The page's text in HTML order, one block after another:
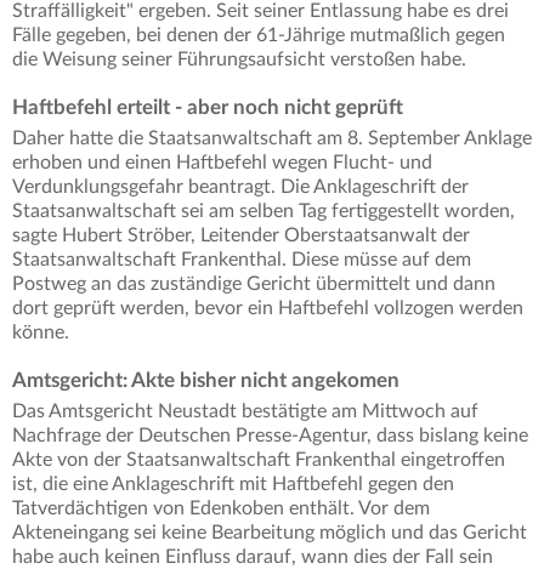
Straffälligkeit" ergeben. Seit seiner Entlassung habe es drei
Fälle gegeben, bei denen der 61-Jährige mutmaßlich gegen
die Weisung seiner Führungsaufsicht verstoßen habe.
Haftbefehl erteilt - aber noch nicht geprüft
Daher hatte die Staatsanwaltschaft am 8. September Anklage
erhoben und einen Haftbefehl wegen Flucht- und
Verdunklungsgefahr beantragt. Die Anklageschrift der
Staatsanwaltschaft sei am selben Tag fertiggestellt worden,
sagte Hubert Ströber, Leitender Oberstaatsanwalt der
Staatsanwaltschaft Frankenthal. Diese müsse auf dem
Postweg an das zuständige Gericht übermittelt und dann
dort geprüft werden, bevor ein Haftbefehl vollzogen werden
könne.
Amtsgericht: Akte bisher nicht angekomen
Das Amtsgericht Neustadt bestätigte am Mittwoch auf
Nachfrage der Deutschen Presse-Agentur, dass bislang keine
Akte von der Staatsanwaltschaft Frankenthal eingetroffen
ist, die eine Anklageschrift mit Haftbefehl gegen den
Tatverdächtigen von Edenkoben enthält. Vor dem
Akteneingang sei keine Bearbeitung möglich und das Gericht
habe auch keinen Einfluss darauf, wann dies der Fall sein